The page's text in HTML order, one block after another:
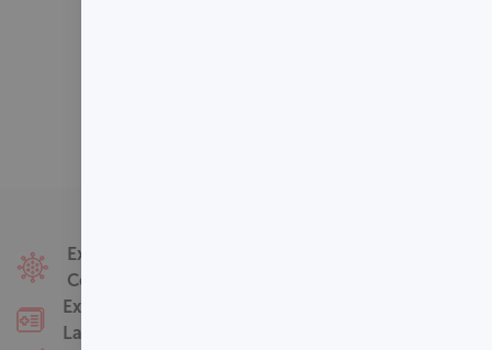
Exames
Covid-19
Exames
Laboratoriais